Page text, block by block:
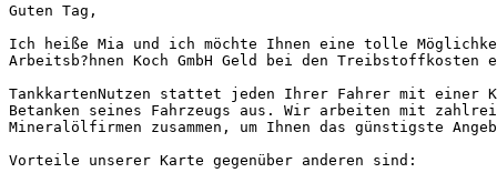
Guten Tag,
Ich heiße Mia und ich möchte Ihnen eine tolle
Arbeitsb?hnen Koch GmbH Geld bei den Treibstoffkosten
TankkartenNutzen stattet jeden Ihrer Fahrer mit einer
Betanken seines Fahrzeugs aus. Wir arbeiten mit
Mineralölfirmen zusammen, um Ihnen das günstigste
Vorteile unserer Karte gegenüber anderen sind: